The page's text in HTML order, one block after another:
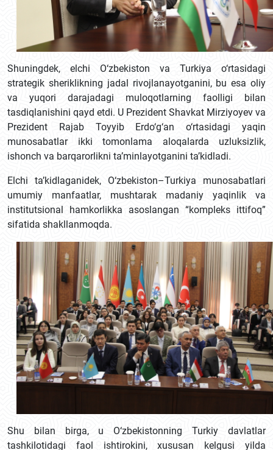
Shuningdek, elchi O‘zbekiston va Turkiya o‘rtasidagi
strategik sheriklikning jadal rivojlanayotganini, bu esa oliy
va yuqori darajadagi muloqotlarning faolligi bilan
tasdiqlanishini qayd etdi. U Prezident Shavkat Mirziyoyev va
Prezident Rajab Toyyib Erdo‘g‘an o‘rtasidagi yaqin
munosabatlar ikki tomonlama aloqalarda uzluksizlik,
ishonch va barqarorlikni ta’minlayotganini ta’kidladi.
Elchi ta’kidlaganidek, O‘zbekiston–Turkiya munosabatlari
umumiy manfaatlar, mushtarak madaniy yaqinlik va
institutsional hamkorlikka asoslangan “kompleks ittifoq”
sifatida shakllanmoqda.
Shu bilan birga, u O‘zbekistonning Turkiy davlatlar
tashkilotidagi faol ishtirokini, xususan kelgusi yilda